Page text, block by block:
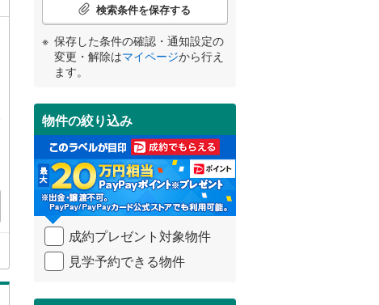
条
件
受
け
取
る
・
条
件
を
イ
ペ
ジ
検索条件を保存する
保存した条件の確認・通知設定の
変更・解除はマイページから行え
ます。
物件の絞り込み
成約プレゼント対象物件
見学予約できる物件
南足柄市 (3)
高座郡寒川町(81)
足柄上郡中井町
足柄上郡山北町(0)
足柄下郡真鶴町(0)
愛甲郡清川村(0)
小学校まで1km以内（ 43）
間取り変更可能
3階建て以上（2）